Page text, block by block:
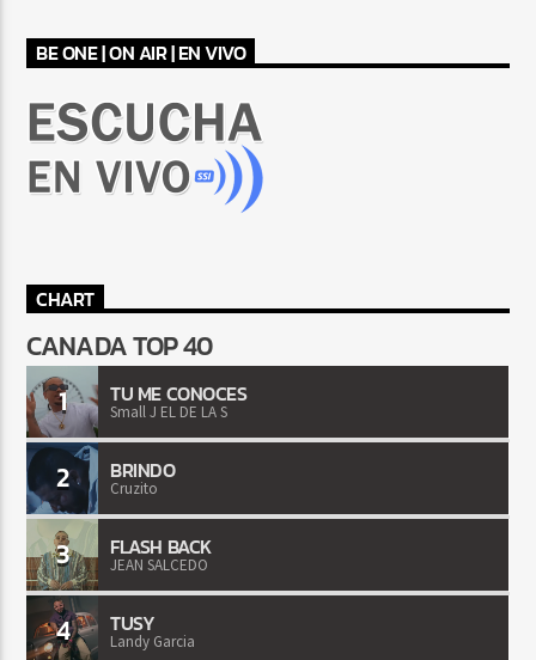
BE ONE | ON AIR | EN VIVO
CHART
CANADA TOP 40
1 TU ME CONOCES
Small J EL DE LA S
2 BRINDO
Cruzito
3 FLASH BACK
JEAN SALCEDO
4 TUSY
Landy Garcia